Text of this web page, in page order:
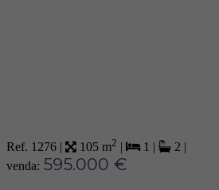
Ref. 1276 105 m2 | 1 | 2 |
venda: 595.000 €